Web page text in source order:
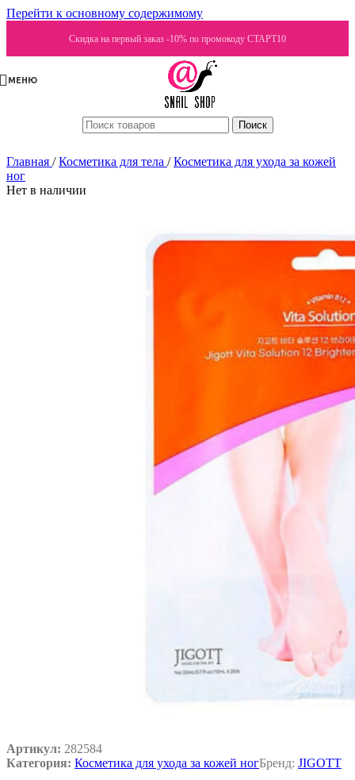
Перейти к основному содержимому
Скидка на первый заказ -10% по промокоду СТАРТ10
МЕНЮ
Поиск
Главная / Косметика для тела / Косметика для ухода за кожей
ног
Нет в наличии
Артикул: 282584
Категория: Косметика для ухода за кожей ногБренд: JIGOTT